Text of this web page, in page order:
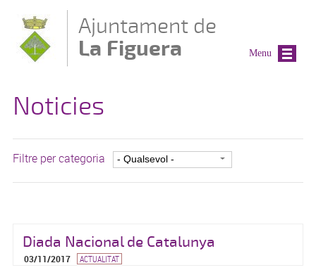
Ajuntament de
La Figuera
Noticies
Filtre per categoria
Diada Nacional de Catalunya
03/11/2017 ACTUALITAT
Menu